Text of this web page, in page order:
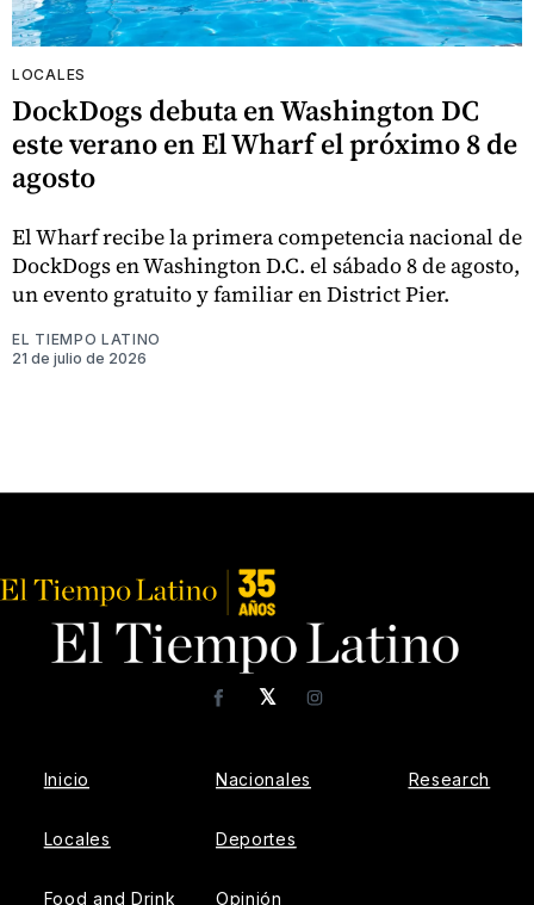
LOCALES
DockDogs debuta en Washington DC
este verano en El Wharf el próximo 8 de
agosto
El Wharf recibe la primera competencia nacional de
DockDogs en Washington D.C. el sábado 8 de agosto,
un evento gratuito y familiar en District Pier.
EL TIEMPO LATINO
21 de julio de 2026
𝕏
FacebookInstagram
Inicio
Locales
Food and Drink
Nacionales
Deportes
Opinión
Research